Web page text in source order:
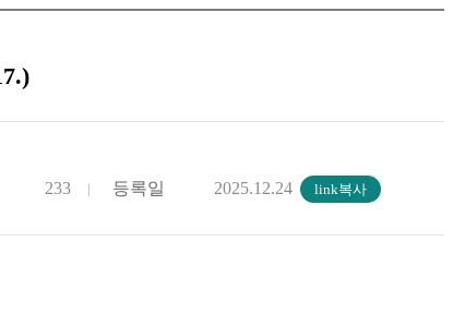
233 등록일 2025.12.24